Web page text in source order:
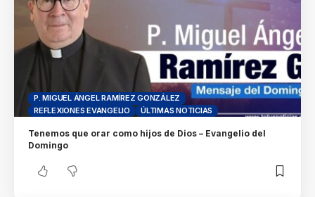
P. MIGUEL ÁNGEL RAMÍREZ GONZÁLEZ
REFLEXIONES EVANGELIO
ÚLTIMAS NOTICIAS
Tenemos que orar como hijos de Dios – Evangelio del
Domingo